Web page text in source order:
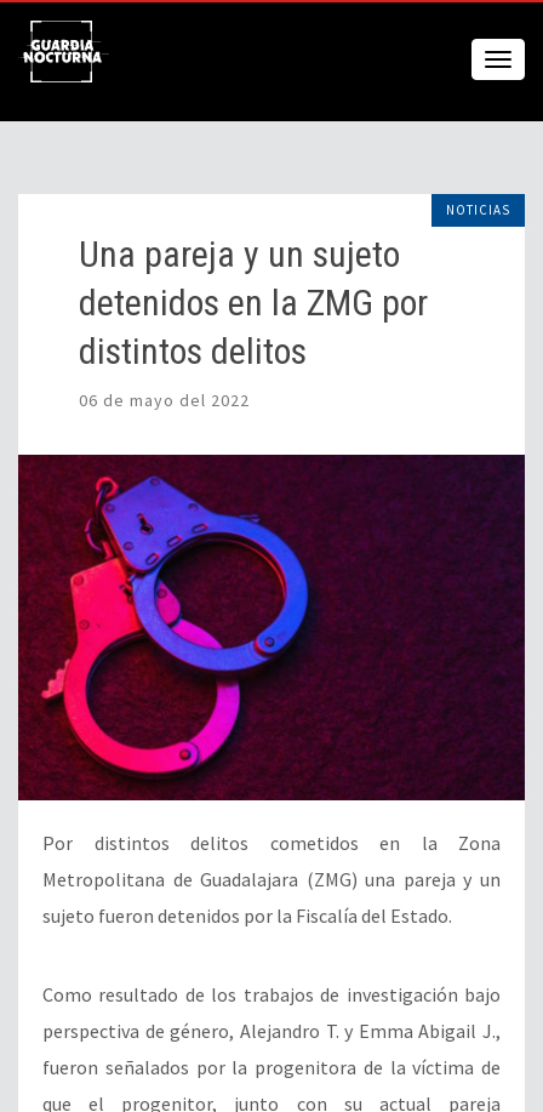
NOTICIAS
Una pareja y un sujeto
detenidos en la ZMG por
distintos delitos
06 de mayo del 2022
Por distintos delitos cometidos en la Zona
Metropolitana de Guadalajara (ZMG) una pareja y un
sujeto fueron detenidos por la Fiscalía del Estado.
Como resultado de los trabajos de investigación bajo
perspectiva de género, Alejandro T. y Emma Abigail J.,
fueron señalados por la progenitora de la víctima de
que el progenitor, junto con su actual pareja